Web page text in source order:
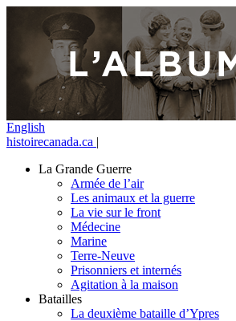
English
histoirecanada.ca |
La Grande Guerre
Armée de l’air
Les animaux et la guerre
La vie sur le front
Médecine
Marine
Terre-Neuve
Prisonniers et internés
Agitation à la maison
Batailles
La deuxième bataille d’Ypres